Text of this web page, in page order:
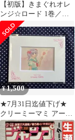
【初版】きまぐれオレ
ンジ☆ロード 1巻／
（1984年10月15日 第1
刷発行）
¥1,500
★7月31日迄値下げ★
クリーミーマミ アート
フレーム 88グラフライ
ト